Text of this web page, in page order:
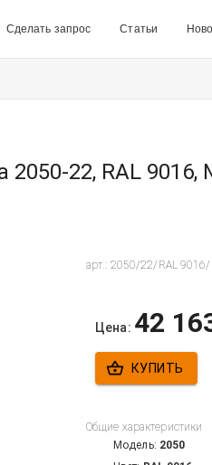
Сделать запрос Статьи
2050-22, RAL
арт.: 2050/22/RAL
Цена: 42
КУПИТЬ
Общие характеристики
Модель: 2050